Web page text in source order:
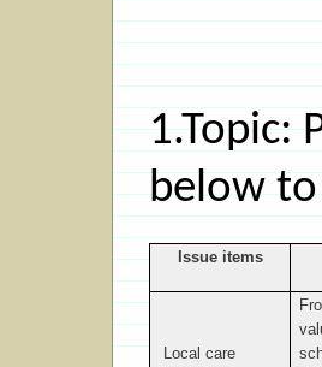
1.Topic:
below
Issue items
Local care